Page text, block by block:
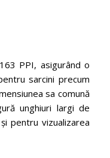
PPI, asigurând o
sarcini precum
sa comună
unghiuri largi de
pentru vizualizarea